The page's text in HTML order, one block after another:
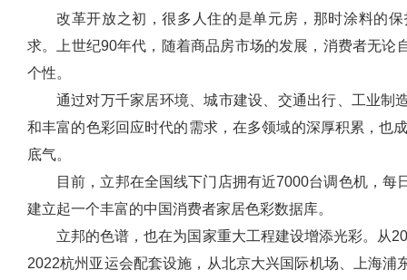
改革开放之初，很多人住的是单元房，那时涂料的
求。上世纪90年代，随着商品房市场的发展，消费者无论
个性。
通过对万千家居环境、城市建设、交通出行、工业制
和丰富的色彩回应时代的需求，在多领域的深厚积累，也
底气。
目前，立邦在全国线下门店拥有近7000台调色机，
建立起一个丰富的中国消费者家居色彩数据库。
立邦的色谱，也在为国家重大工程建设增添光彩。从
2022杭州亚运会配套设施，从北京大兴国际机场、上海